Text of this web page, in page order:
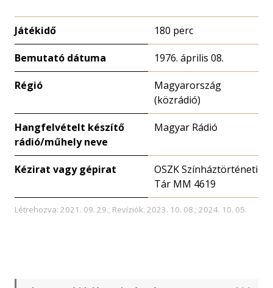
Játékidő 180 perc
Bemutató dátuma 1976. április 08.
Régió
Magyarország
(közrádió)
Hangfelvételt készítő
rádió/műhely neve
Magyar Rádió
Kézirat vagy gépirat
OSZK Színháztörténeti
Tár MM 4619
Létrehozva: 2021. 09. 29.; Revíziók: 2023. 10. 08.; 2024. 10. 05.